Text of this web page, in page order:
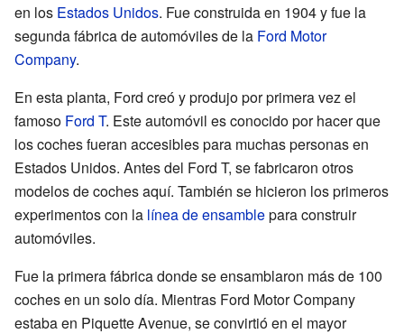
en los Estados Unidos. Fue construida en 1904 y fue la
segunda fábrica de automóviles de la Ford Motor
Company.
En esta planta, Ford creó y produjo por primera vez el
famoso Ford T. Este automóvil es conocido por hacer que
los coches fueran accesibles para muchas personas en
Estados Unidos. Antes del Ford T, se fabricaron otros
modelos de coches aquí. También se hicieron los primeros
experimentos con la línea de ensamblepara construir
automóviles.
Fue la primera fábrica donde se ensamblaron más de 100
coches en un solo día. Mientras Ford Motor Company
estaba en Piquette Avenue, se convirtió en el mayor